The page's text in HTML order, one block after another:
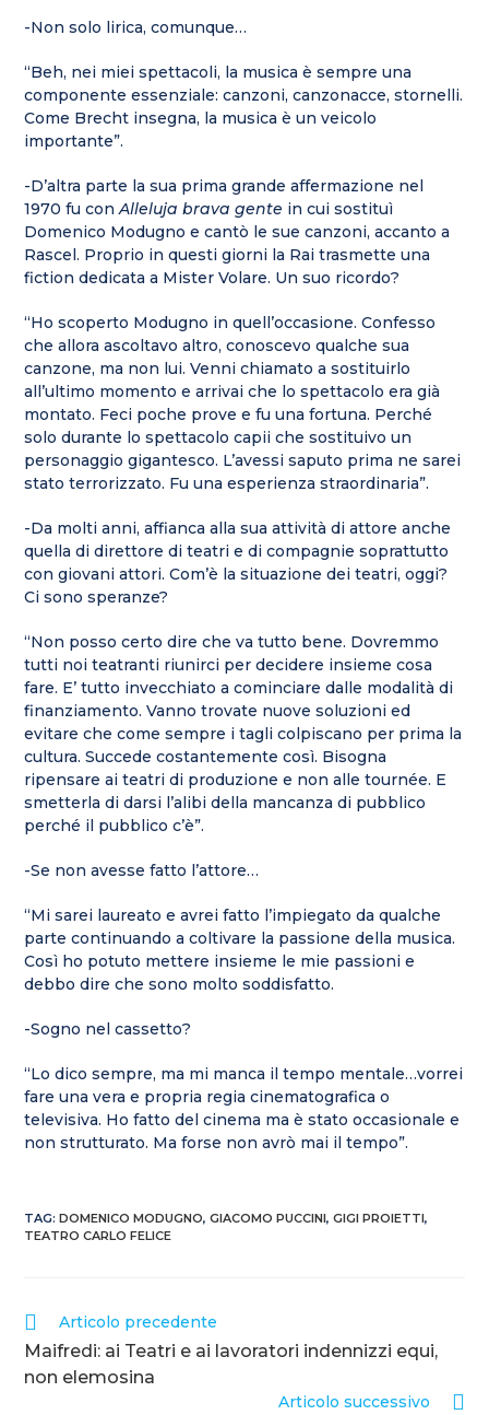
-Non solo lirica, comunque…
“Beh, nei miei spettacoli, la musica è sempre una
componente essenziale: canzoni, canzonacce, stornelli.
Come Brecht insegna, la musica è un veicolo
importante”.
-D’altra parte la sua prima grande affermazione nel
1970 fu conAlleluja brava gente in cui sostituì
Domenico Modugno e cantò le sue canzoni, accanto a
Rascel. Proprio in questi giorni la Rai trasmette una
fiction dedicata a Mister Volare. Un suo ricordo?
“Ho scoperto Modugno in quell’occasione. Confesso
che allora ascoltavo altro, conoscevo qualche sua
canzone, ma non lui. Venni chiamato a sostituirlo
all’ultimo momento e arrivai che lo spettacolo era già
montato. Feci poche prove e fu una fortuna. Perché
solo durante lo spettacolo capii che sostituivo un
personaggio gigantesco. L’avessi saputo prima ne sarei
stato terrorizzato. Fu una esperienza straordinaria”.
-Da molti anni, affianca alla sua attività di attore anche
quella di direttore di teatri e di compagnie soprattutto
con giovani attori. Com’è la situazione dei teatri, oggi?
Ci sono speranze?
“Non posso certo dire che va tutto bene. Dovremmo
tutti noi teatranti riunirci per decidere insieme cosa
fare. E’ tutto invecchiato a cominciare dalle modalità di
finanziamento. Vanno trovate nuove soluzioni ed
evitare che come sempre i tagli colpiscano per prima la
cultura. Succede costantemente così. Bisogna
ripensare ai teatri di produzione e non alle tournée. E
smetterla di darsi l’alibi della mancanza di pubblico
perché il pubblico c’è”.
-Se non avesse fatto l’attore…
“Mi sarei laureato e avrei fatto l’impiegato da qualche
parte continuando a coltivare la passione della musica.
Così ho potuto mettere insieme le mie passioni e
debbo dire che sono molto soddisfatto.
-Sogno nel cassetto?
“Lo dico sempre, ma mi manca il tempo mentale…vorrei
fare una vera e propria regia cinematografica o
televisiva. Ho fatto del cinema ma è stato occasionale e
non strutturato. Ma forse non avrò mai il tempo”.
TAG:DOMENICO MODUGNO, GIACOMO PUCCINI, GIGI PROIETTI,
TEATRO CARLO FELICE
Leggi
altri
articoli
Articolo precedente
Maifredi: ai Teatri e ai lavoratori indennizzi equi,
non elemosina
Articolo successivo